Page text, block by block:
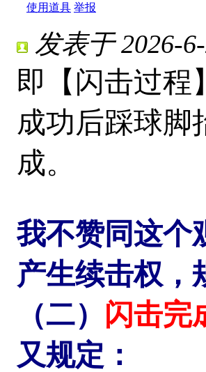
使用道具 举报
发表于 2026-
即【闪击过程
成功后踩球脚
成。
我不赞同这个
产生续击权，
（二） 闪击完
又规定：